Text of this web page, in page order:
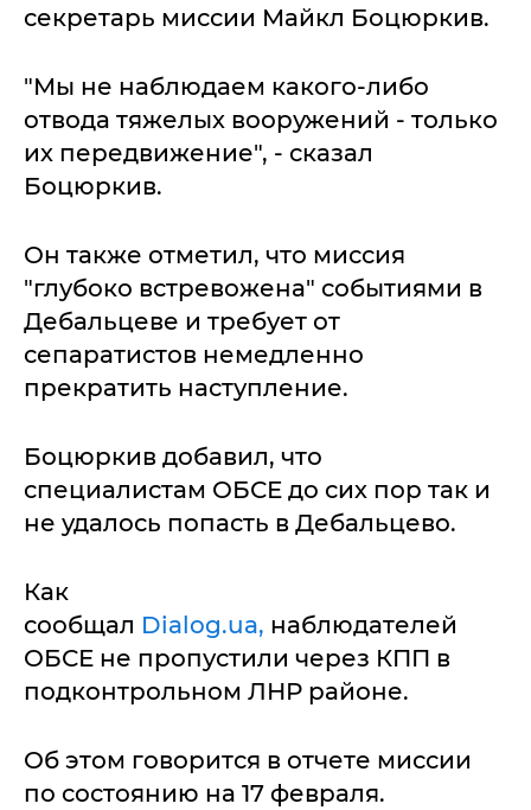
секретарь миссии Майкл Боцюркив.
"Мы не наблюдаем какого-либо
отвода тяжелых вооружений - только
их передвижение", - сказал
Боцюркив.
Он также отметил, что миссия
"глубоко встревожена" событиями в
Дебальцеве и требует от
сепаратистов немедленно
прекратить наступление.
Боцюркив добавил, что
специалистам ОБСЕ до сих пор так и
не удалось попасть в Дебальцево.
Как
сообщал Dialog.ua, наблюдателей
ОБСЕ не пропустили через КПП в
подконтрольном ЛНР районе.
Об этом говорится в отчете миссии
по состоянию на 17 февраля.